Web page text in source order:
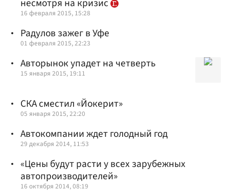
несмотря на кризис
16 февраля 2015, 15:28
Радулов зажег в Уфе
01 февраля 2015, 22:23
Авторынок упадет на четверть
15 января 2015, 19:11
СКА сместил «Йокерит»
05 января 2015, 22:20
Автокомпании ждет голодный год
29 декабря 2014, 11:53
«Цены будут расти у всех зарубежных
автопроизводителей»
16 октября 2014, 08:19